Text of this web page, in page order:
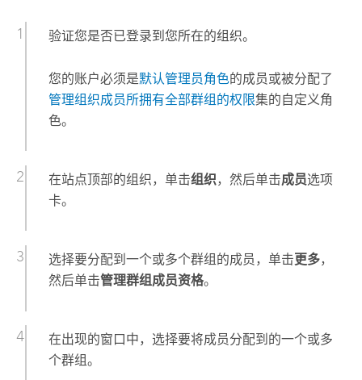
验证您是否已登录到您所在的组织。
您的账户必须是默认管理员角色的成员或被分配了
管理组织成员所拥有全部群组的权限集的自定义角
色。
在站点顶部的组织，单击组织，然后单击成员选项
卡。
选择要分配到一个或多个群组的成员，单击更多，
然后单击管理群组成员资格。
在出现的窗口中，选择要将成员分配到的一个或多
个群组。